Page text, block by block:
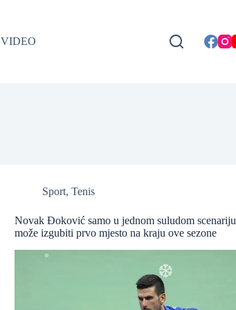
VIDEO
Sport,Tenis
Novak Đoković samo u jednom suludom scenariju
može izgubiti prvo mjesto na kraju ove sezone
❆